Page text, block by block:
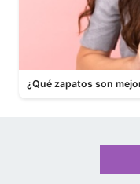
¿Qué zapatos son